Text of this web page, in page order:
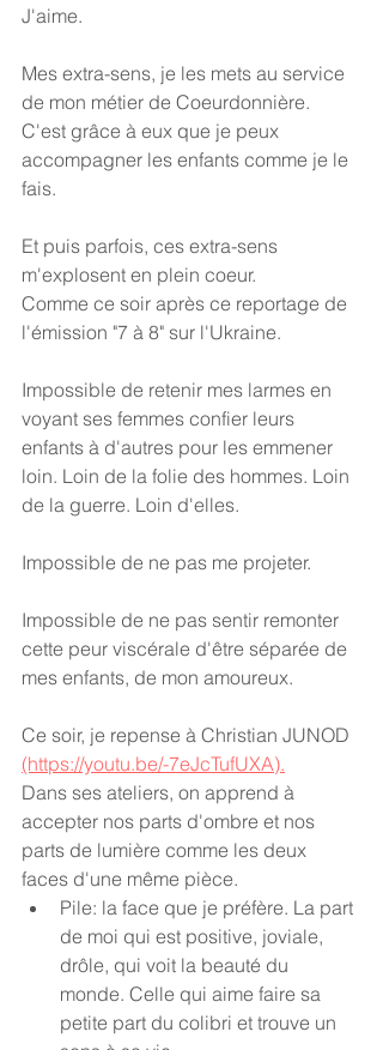
J'aime.
Mes extra-sens, je les mets au service
de mon métier de Coeurdonnière.
C'est grâce à eux que je peux
accompagner les enfants comme je le
fais.
Et puis parfois, ces extra-sens
m'explosent en plein coeur.
Comme ce soir après ce reportage de
l'émission "7 à 8" sur l'Ukraine.
Impossible de retenir mes larmes en
voyant ses femmes confier leurs
enfants à d'autres pour les emmener
loin. Loin de la folie des hommes. Loin
de la guerre. Loin d'elles.
Impossible de ne pas me projeter.
Impossible de ne pas sentir remonter
cette peur viscérale d'être séparée de
mes enfants, de mon amoureux.
Ce soir, je repense à Christian JUNOD
(https://youtu.be/-7eJcTufUXA).
Dans ses ateliers, on apprend à
accepter nos parts d'ombre et nos
parts de lumière comme les deux
faces d'une même pièce.
Pile: la face que je préfère. La part
de moi qui est positive, joviale,
drôle, qui voit la beauté du
monde. Celle qui aime faire sa
petite part du colibri et trouve un